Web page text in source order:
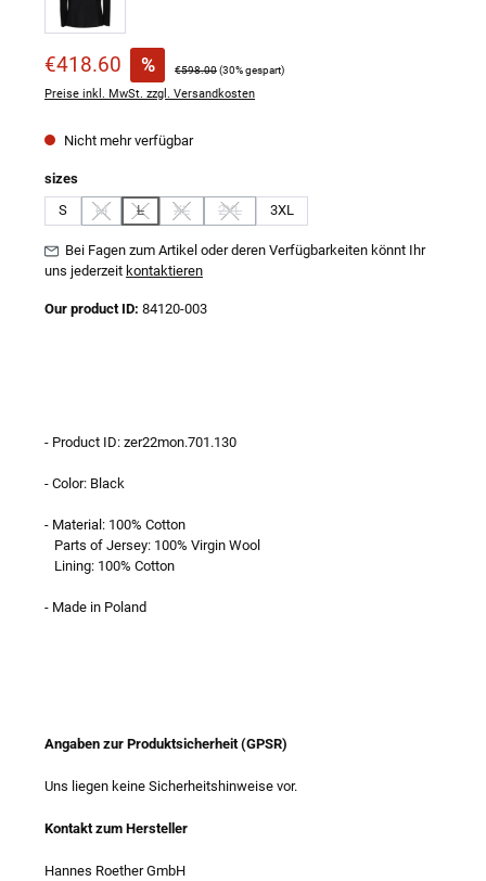
Verkaufspreis:
€418.60 % Regulärer Preis:
€598.00(30% gespart)
Preise inkl. MwSt. zzgl. Versandkosten
Nicht mehr verfügbar
sizesauswählen
S
M
(Diese Option ist zurzeit nicht verfügbar.)
L
(Diese Option ist zurzeit nicht verfügbar.)
XL
(Diese Option ist zurzeit nicht verfügbar.)
2XL
(Diese Option ist zurzeit nicht verfügbar.)
3XL
Bei Fagen zum Artikel oder deren Verfügbarkeiten könnt Ihr
uns jederzeit kontaktieren
Our product ID: 84120-003
- Product ID: zer22mon.701.130
- Color: Black
- Material: 100% Cotton
Parts of Jersey: 100% Virgin Wool
Lining: 100% Cotton
- Made in Poland
Angaben zur Produktsicherheit (GPSR)
Uns liegen keine Sicherheitshinweise vor.
Kontakt zum Hersteller
Hannes Roether GmbH